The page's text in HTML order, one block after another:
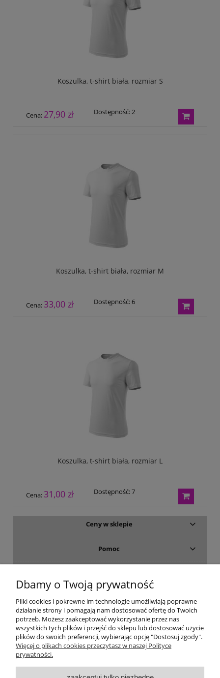
Koszulka, t-shirt biała, rozmiar S
Cena: 27,90 zł Dostępność:2
Koszulka, t-shirt biała, rozmiar M
Cena: 33,00 zł Dostępność:6
Koszulka, t-shirt biała, rozmiar L
Cena: 31,00 zł Dostępność:7
Ceny w sklepie
Pomoc
Moje konto
Gwarancja i zwroty
O firmie
Dbamy o Twoją prywatność
Pliki cookies i pokrewne im technologie umożliwiają poprawne
działanie strony i pomagają nam dostosować ofertę do Twoich
potrzeb. Możesz zaakceptować wykorzystanie przez nas
wszystkich tych plików i przejść do sklepu lub dostosować użycie
plików do swoich preferencji, wybierając opcję "Dostosuj zgody".
Więcej o plikach cookies przeczytasz w naszej Polityce
prywatności.